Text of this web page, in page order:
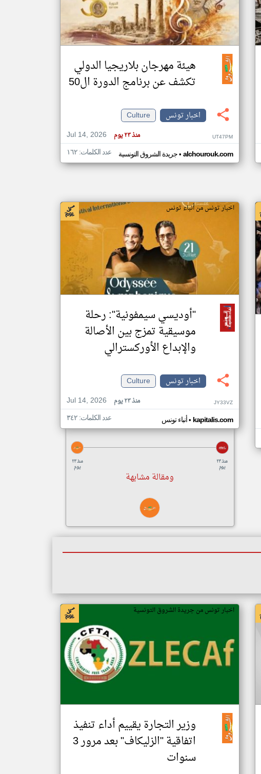
تغيير الدولة
اخبار تونس على مدار الساعة
أهم اخبار تونس العاجلة والمباشرة
هيئة مهرجان بلاريجيا الدولي
تكشف عن برنامج الدورة ال50
اخبار تونس
Culture
Jul 14, 2026
منذ ٢٣ يوم UT47PM
جريدة الشروق التونسية• alchourouk.com عدد الكلمات: ١٦٢
اخبار تونس من أنباء تونس
"أوديسي سيمفونية": رحلة
موسيقية تمزج بين الأصالة
والإبداع الأوركسترالي
اخبار تونس
Culture
Jul 14, 2026
منذ ٢٣ يوم JY33VZ
أنباء تونس• kapitalis.com عدد الكلمات: ٣٤٢
منذ ٢٣
يوم
منذ ٢٣
يوم
ومقالة مشابهة
اخبار تونس من جريدة الشروق التونسية
وزير التجارة يقييم أداء تنفيذ
اتفاقية "الزليكاف" بعد مرور 3
سنوات
klyoum.com